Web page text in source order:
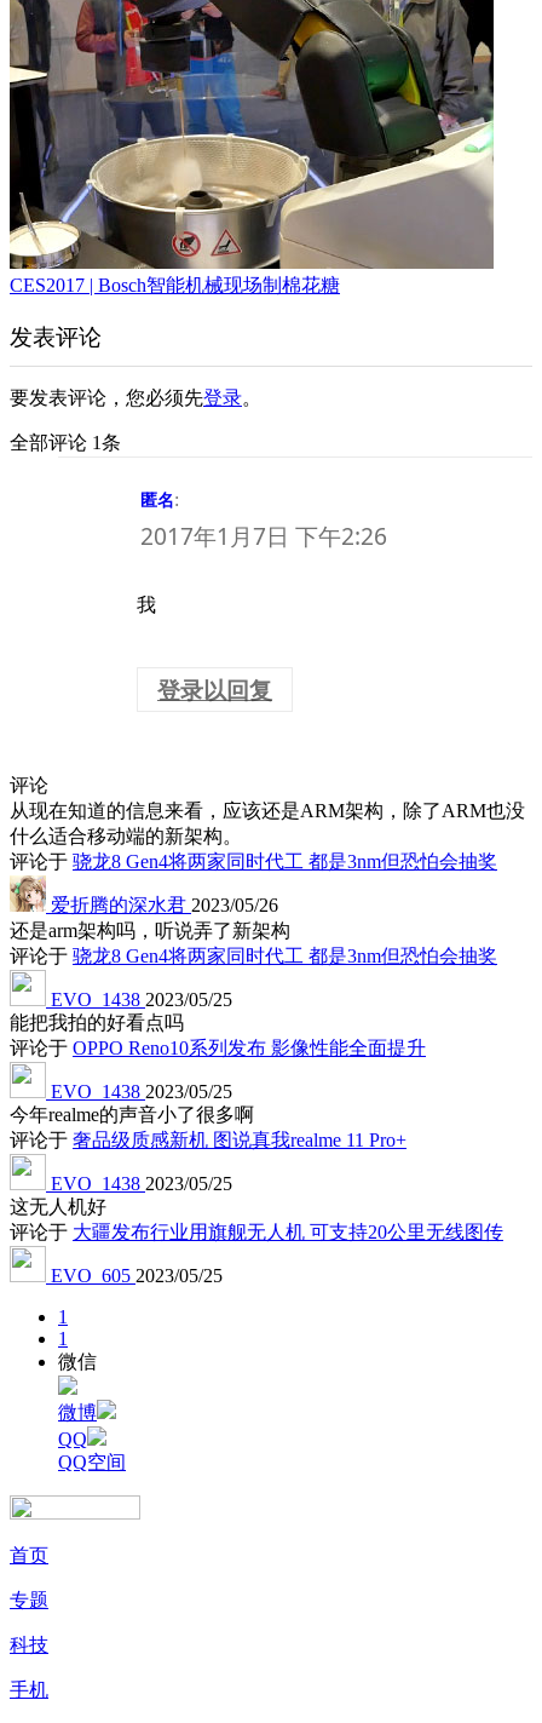
CES2017 | Bosch智能机械现场制棉花糖
发表评论
要发表评论，您必须先登录。
全部评论 1条
匿名:
2017年1月7日 下午2:26
我
登录以回复
评论
从现在知道的信息来看，应该还是ARM架构，除了ARM也没
什么适合移动端的新架构。
评论于 骁龙8 Gen4将两家同时代工 都是3nm但恐怕会抽奖
爱折腾的深水君 2023/05/26
还是arm架构吗，听说弄了新架构
评论于 骁龙8 Gen4将两家同时代工 都是3nm但恐怕会抽奖
EVO_1438 2023/05/25
能把我拍的好看点吗
评论于 OPPO Reno10系列发布 影像性能全面提升
EVO_1438 2023/05/25
今年realme的声音小了很多啊
评论于 奢品级质感新机 图说真我realme 11 Pro+
EVO_1438 2023/05/25
这无人机好
评论于 大疆发布行业用旗舰无人机 可支持20公里无线图传
EVO_605 2023/05/25
1
1
微信
微博
QQ
QQ空间
首页
专题
科技
手机